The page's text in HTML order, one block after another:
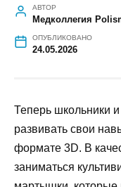
АВТОР
Медколлегия
ОПУБЛИКОВАНО
24.05.2026
Теперь школьники
развивать свои
формате 3D. В
заниматься